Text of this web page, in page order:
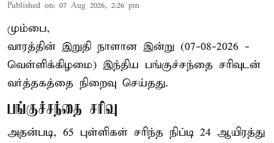
Published on: 07 Aug 2026, 2:26 pm
மும்பை,
வாரத்தின் இறுதி நாளான இன்று (07-08-2026 -
வெள்ளிக்கிழமை) இந்திய பங்குச்சந்தை சரிவுடன்
வர்த்தகத்தை நிறைவு செய்தது.
பங்குச்சந்தை சரிவு
அதன்படி, 65 புள்ளிகள் சரிந்த நிப்டி 24 ஆயிரத்து